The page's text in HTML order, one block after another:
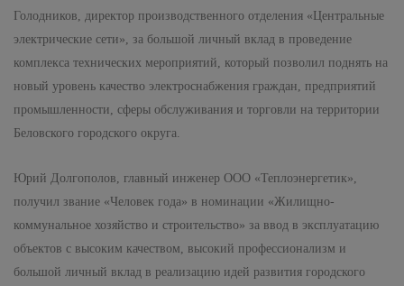
Голодников, директор производственного отделения «Центральные
электрические сети», за большой личный вклад в проведение
комплекса технических мероприятий, который позволил поднять на
новый уровень качество электроснабжения граждан, предприятий
промышленности, сферы обслуживания и торговли на территории
Беловского городского округа.
Юрий Долгополов, главный инженер ООО «Теплоэнергетик»,
получил звание «Человек года» в номинации «Жилищно-
коммунальное хозяйство и строительство» за ввод в эксплуатацию
объектов с высоким качеством, высокий профессионализм и
большой личный вклад в реализацию идей развития городского